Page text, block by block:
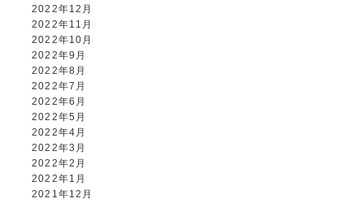
2022年12月
2022年11月
2022年10月
2022年9月
2022年8月
2022年7月
2022年6月
2022年5月
2022年4月
2022年3月
2022年2月
2022年1月
2021年12月